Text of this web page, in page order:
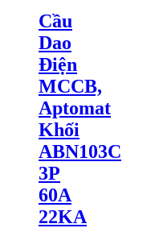
Cầu
Dao
Điện
MCCB,
Aptomat
Khối
ABN103C
3P
60A
22KA